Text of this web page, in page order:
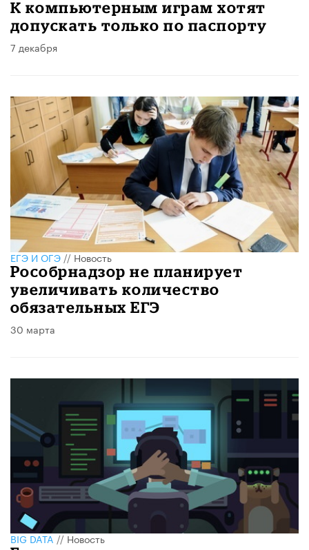
К компьютерным играм хотят
допускать только по паспорту
7 декабря
ЕГЭ И ОГЭ//Новость
Рособрнадзор не планирует
увеличивать количество
обязательных ЕГЭ
30 марта
BIG DATA//Новость